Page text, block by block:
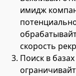
имидж
скорость
Поиск в